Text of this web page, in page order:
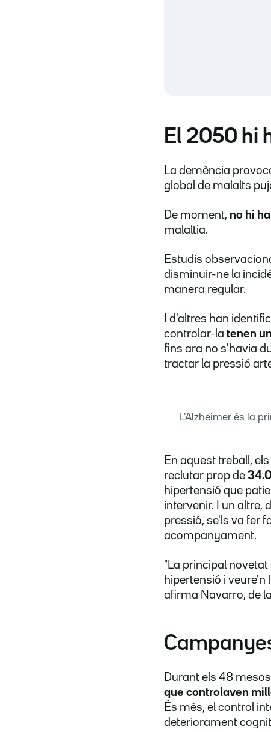
El 2050 hi
La demència
global de malalts
De moment, no hi
malaltia.
Estudis
disminuir-ne la
manera regular.
I d'altres han
controlar-la tenen
fins ara no s'havia
tractar la pressió
L'Alzheimer és la
En aquest treball,
reclutar prop de
hipertensió que
intervenir. I un altre,
pressió, se'ls va fer
acompanyament.
"La principal
hipertensió i veure'n
afirma Navarro, de
Durant els 48
que controlaven
És més, el control
deteriorament